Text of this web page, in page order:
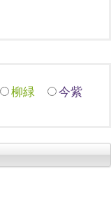
柳緑 今紫